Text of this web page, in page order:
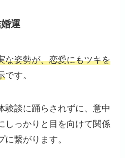
運
な姿勢が、恋愛にもツキを
です。
験談に踊らされずに、意中
しっかりと目を向けて関係
に繋がります。